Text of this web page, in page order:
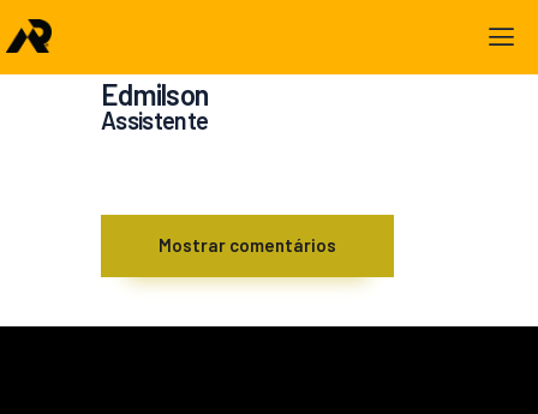
Edmilson
Assistente
Mostrar comentários